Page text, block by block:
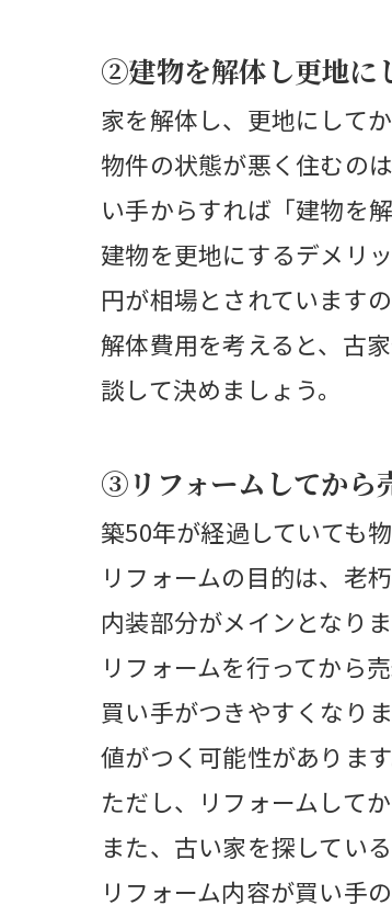
②建物を解体し更地に
家を解体し、更地にして
物件の状態が悪く住むの
い手からすれば「建物を
建物を更地にするデメリ
円が相場とされています
解体費用を考えると、古
談して決めましょう。
③リフォームしてから
築50年が経過していても
リフォームの目的は、老
内装部分がメインとなりま
リフォームを行ってから
買い手がつきやすくなり
値がつく可能性があります
ただし、リフォームして
また、古い家を探してい
リフォーム内容が買い手